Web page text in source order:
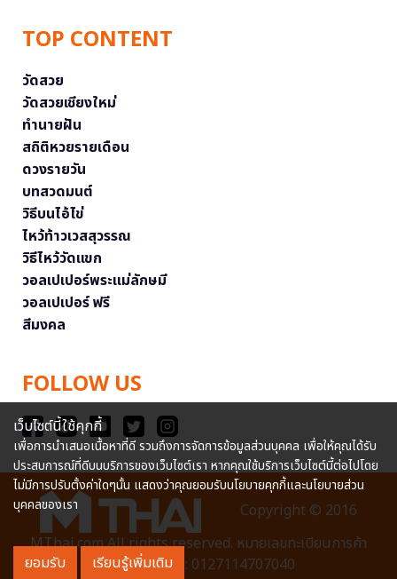
TOP CONTENT
วัดสวย
วัดสวยเชียงใหม่
ทำนายฝัน
สถิติหวยรายเดือน
ดวงรายวัน
บทสวดมนต์
วิธีบนไอ้ไข่
ไหว้ท้าวเวสสุวรรณ
วิธีไหว้วัดแขก
วอลเปเปอร์พระแม่ลักษมี
วอลเปเปอร์ ฟรี
สีมงคล
FOLLOW US
Copyright © 2016
MThai.com All rights reserved. หมายเลขทะเบียนการค้า
อิเล็กทรอนิกส์ : 0127114707040
เว็บไซต์นี้ใช้คุกกี้
เพื่อการนำเสนอเนื้อหาที่ดี รวมถึงการจัดการข้อมูลส่วนบุคคล เพื่อให้คุณได้รับ
ประสบการณ์ที่ดีบนบริการของเว็บไซต์เรา หากคุณใช้บริการเว็บไซต์นี้ต่อไปโดย
ไม่มีการปรับตั้งค่าใดๆนั้น แสดงว่าคุณยอมรับนโยบายคุกกี้และนโยบายส่วน
บุคคลของเรา
ยอมรับ เรียนรู้เพิ่มเติม